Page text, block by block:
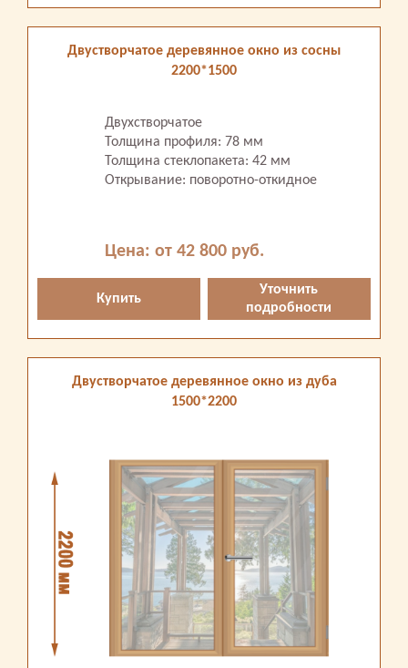
Двустворчатое деревянное окно из сосны
2200*1500
Двухстворчатое
Толщина профиля: 78 мм
Толщина стеклопакета: 42 мм
Открывание: поворотно-откидное
Цена: от 42 800 руб.
Купить
Уточнить
подробности
Двустворчатое деревянное окно из дуба
1500*2200